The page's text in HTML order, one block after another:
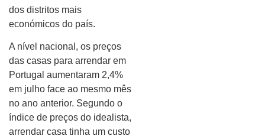
dos distritos mais
económicos do país.
A nível nacional, os preços
das casas para arrendar em
Portugal aumentaram 2,4%
em julho face ao mesmo mês
no ano anterior. Segundo o
índice de preços do idealista,
arrendar casa tinha um custo